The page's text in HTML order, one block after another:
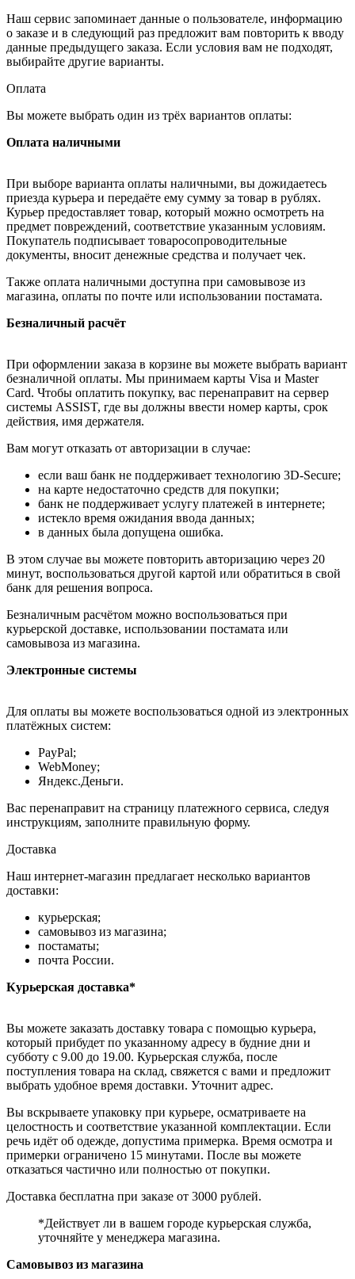
Наш сервис запоминает данные о пользователе, информацию
о заказе и в следующий раз предложит вам повторить к вводу
данные предыдущего заказа. Если условия вам не подходят,
выбирайте другие варианты.
Оплата
Вы можете выбрать один из трёх вариантов оплаты:
Оплата наличными
При выборе варианта оплаты наличными, вы дожидаетесь
приезда курьера и передаёте ему сумму за товар в рублях.
Курьер предоставляет товар, который можно осмотреть на
предмет повреждений, соответствие указанным условиям.
Покупатель подписывает товаросопроводительные
документы, вносит денежные средства и получает чек.
Также оплата наличными доступна при самовывозе из
магазина, оплаты по почте или использовании постамата.
Безналичный расчёт
При оформлении заказа в корзине вы можете выбрать вариант
безналичной оплаты. Мы принимаем карты Visa и Master
Card. Чтобы оплатить покупку, вас перенаправит на сервер
системы ASSIST, где вы должны ввести номер карты, срок
действия, имя держателя.
Вам могут отказать от авторизации в случае:
если ваш банк не поддерживает технологию 3D-Secure;
на карте недостаточно средств для покупки;
банк не поддерживает услугу платежей в интернете;
истекло время ожидания ввода данных;
в данных была допущена ошибка.
В этом случае вы можете повторить авторизацию через 20
минут, воспользоваться другой картой или обратиться в свой
банк для решения вопроса.
Безналичным расчётом можно воспользоваться при
курьерской доставке, использовании постамата или
самовывоза из магазина.
Электронные системы
Для оплаты вы можете воспользоваться одной из электронных
платёжных систем:
PayPal;
WebMoney;
Яндекс.Деньги.
Вас перенаправит на страницу платежного сервиса, следуя
инструкциям, заполните правильную форму.
Доставка
Наш интернет-магазин предлагает несколько вариантов
доставки:
курьерская;
самовывоз из магазина;
постаматы;
почта России.
Курьерская доставка*
Вы можете заказать доставку товара с помощью курьера,
который прибудет по указанному адресу в будние дни и
субботу с 9.00 до 19.00. Курьерская служба, после
поступления товара на склад, свяжется с вами и предложит
выбрать удобное время доставки. Уточнит адрес.
Вы вскрываете упаковку при курьере, осматриваете на
целостность и соответствие указанной комплектации. Если
речь идёт об одежде, допустима примерка. Время осмотра и
примерки ограничено 15 минутами. После вы можете
отказаться частично или полностью от покупки.
Доставка бесплатна при заказе от 3000 рублей.
*Действует ли в вашем городе курьерская служба,
уточняйте у менеджера магазина.
Самовывоз из магазина